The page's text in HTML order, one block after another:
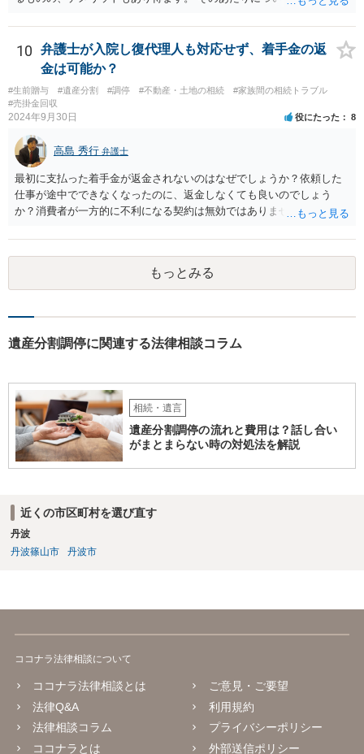
10
弁護士が入院し復代理人も対応せず、着手金の返
金は可能か？
#生前贈与 #遺産分割 #調停 #不動産・土地の相続
#家族間の相続トラブル
#売掛金回収
2024年9月30日 役にたった 8
高島 秀行 弁護士
最初に支払った着手金が返金されないのはなぜでしょうか？依頼した
仕事が途中でできなくなったのに、返金しなくても良いのでしょう
か？消費者が一方的に不利になる契約は無効ではありませんか？
務があると思います。 倒れた弁護士が所属する弁護士会に相談さ
れた方がよいと思います。 倒れた弁護士は脳梗塞で倒れたようで
すが、 判断能力があり、復代理を倒れた弁護士の判断で復代理を
選任したのか 即ち、復代理人の選任は有効なのかという問題もあ
もっとみる
遺産分割調停に関連する法律相談コラム
相続・遺言
遺産分割調停の流れと費用は？話し合い
がまとまらない時の対処法を解説
近くの市区町村を選び直す
丹波
丹波篠山市
丹波市
ココナラ法律相談について
ココナラ法律相談とは
法律Q&A
法律相談コラム
ココナラとは
ご意見・ご要望
利用規約
プライバシーポリシー
外部送信ポリシー